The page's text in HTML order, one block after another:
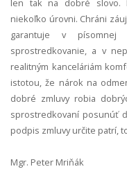
len tak na dobré slovo.
niekoľko úrovni. Chráni
garantuje v písomnej
sprostredkovanie, a v
realitným kanceláriám
istotou, že nárok na
dobré zmluvy robia
sprostredkovaní posunúť
podpis zmluvy určite patrí,
Mgr. Peter Mriňák